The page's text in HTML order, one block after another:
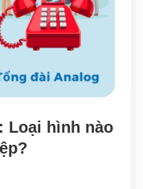
Loại hình nào